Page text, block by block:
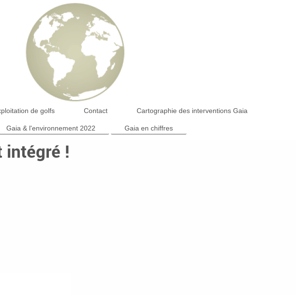
de golfs Contact Cartographie des interventions Gaia
Gaia & l'environnement 2022 Gaia en chiffres
intégré !